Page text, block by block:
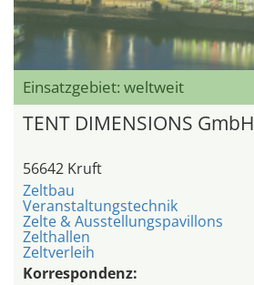
Einsatzgebiet: weltweit
TENT DIMENSIONS GmbH
56642 Kruft
Zeltbau
Veranstaltungstechnik
Zelte & Ausstellungspavillons
Zelthallen
Zeltverleih
Korrespondenz: